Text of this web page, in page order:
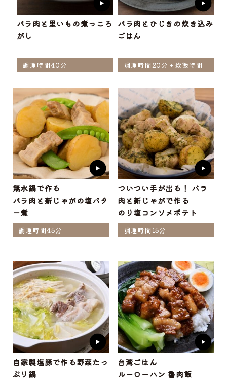
バラ肉と里いもの煮っころ
がし
調理時間40分
バラ肉とひじきの炊き込み
ごはん
調理時間20分＋炊飯時間
無水鍋で作る
バラ肉と新じゃがの塩バタ
ー煮
調理時間45分
ついつい手が出る！ バラ
肉と新じゃがで作る
のり塩コンソメポテト
調理時間15分
自家製塩豚で作る野菜たっ
ぷり鍋
台湾ごはん
ルーローハン 魯肉飯